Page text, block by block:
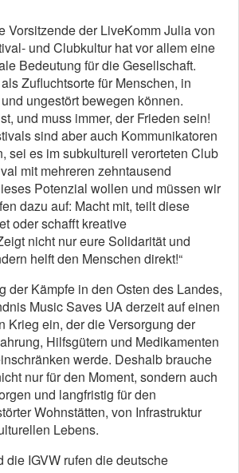
Vorsitzende der LiveKomm Julia von
und Clubkultur hat vor allem eine
Bedeutung für die Gesellschaft.
Zufluchtsorte für Menschen, in
ungestört bewegen können.
und muss immer, der Frieden sein!
sind aber auch Kommunikatoren
sei es im subkulturell verorteten Club
mit mehreren zehntausend
Potenzial wollen und müssen wir
dazu auf: Macht mit, teilt diese
oder schafft kreative
nicht nur eure Solidarität und
helft den Menschen direkt!“
der Kämpfe in den Osten des Landes,
Music Saves UA derzeit auf einen
Krieg ein, der die Versorgung der
Hilfsgütern und Medikamenten
werde. Deshalb brauche
nur für den Moment, sondern auch
und langfristig für den
Wohnstätten, von Infrastruktur
Lebens.
die IGVW rufen die deutsche